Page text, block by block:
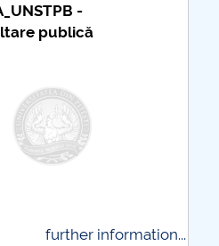
Taxe de școlarizare
indexate – Centrul